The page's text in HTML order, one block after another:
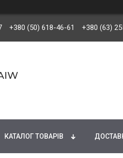
+380 (50) 618-46-61 +380 (63)
КАТАЛОГ ТОВАРІВ